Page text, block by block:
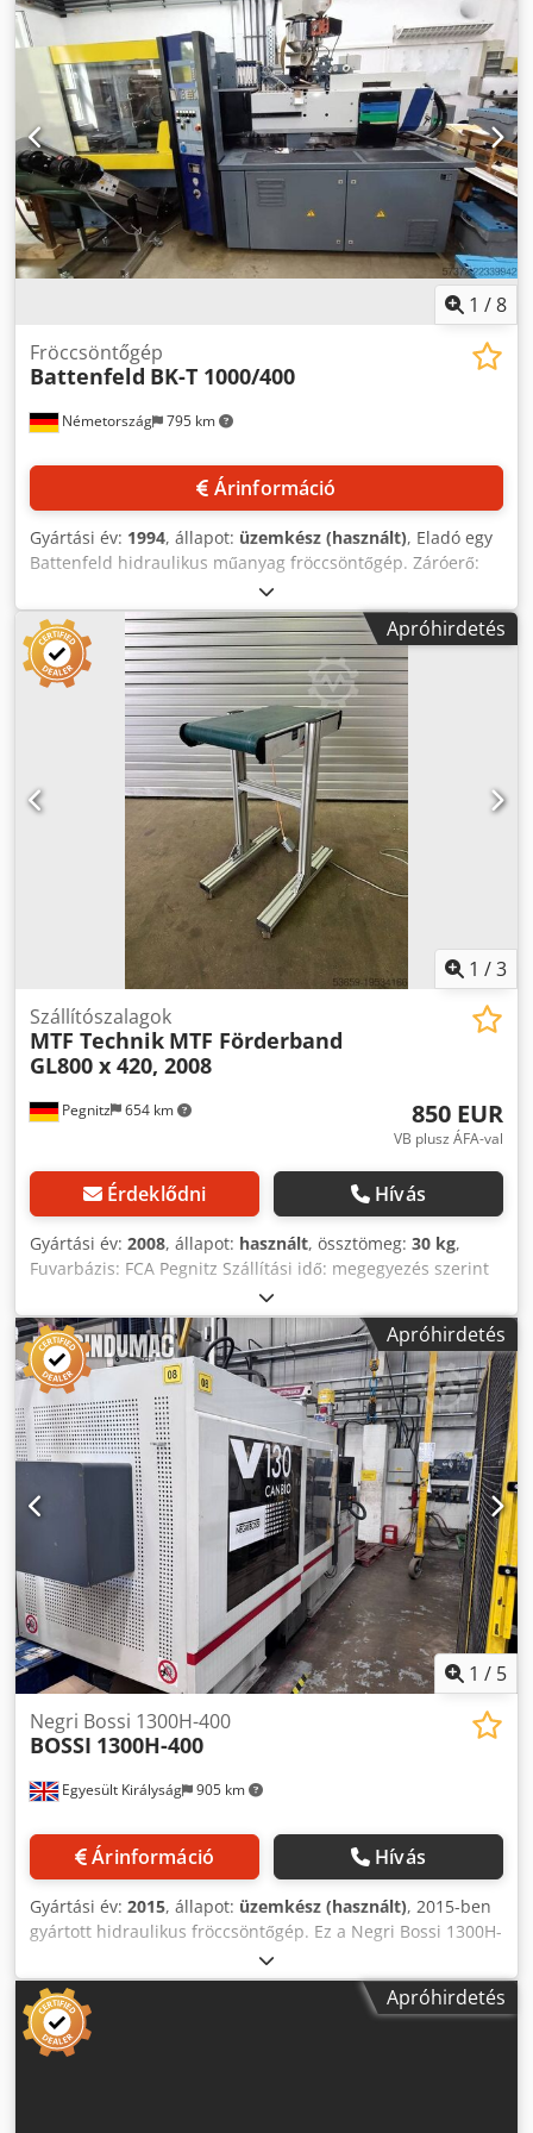
kg. 2) Arburg ALLROUNDER 570 A 2000-800, gyártási év:
2011, záróerő: 2000 kN, oszlopok közötti távolság: 570
mm/570 mm, nyomás: 575 bar, vezérlés: Selogica direct
4.090, üzemórák: 82736 óra, súly: kb. 9800 kg. 3) Arburg
ALLROUNDER 570 A 2000-800, gyártási év: 2011, záróerő:
2000 kN, oszlopok közötti távolság: 570 mm/570 mm,
nyomás: 575 bar, vezérlés: Selogica direct 4.090, üzemórák:
90722 óra, súly: kb. 9800 kg. Dokumentáció rendelkezésre
áll. A gépek helyszíni megtekintése lehetséges.
1 /8
Németország 795 km
Fröccsöntőgép
Battenfeld BK-T 1000/400
Árinformáció
Gyártási év: 1994, állapot: üzemkész (használt), Eladó egy
Battenfeld hidraulikus műanyag fröccsöntőgép. Záróerő:
1000 kN, csiga átmérő: 40 mm, fröccsöntési súly: kb. 183 g,
szerszámrögzítő lapok X/Y: 700 mm/700 mm, fröccsöntési
térfogat: 201 cm³, max. fröccsnyomás: 1968 bar, max. csiga
fordulatszáma: 290 ford./perc, fúvóka rögzítő erő: 79,2 kN,
gépi ciklusok száma: kb. 1985087, üzemi óra: kb. 53578 óra,
vezérlés: Battenfeld UNILOG 4000. Méretek: kb. 5440
mm/1550 mm/2300 mm, súly: kb. 5060 kg. A motor, a
szivattyú és a frekvenciaváltó 2009 decemberében
felújítva. A gép helyszíni megtekintése lehetséges.
Dkjdpfxezl Enho Adqer
Apróhirdetés
1 /3
Pegnitz 654 km
Szállítószalagok
MTF Technik MTF Förderband
GL800 x 420, 2008
850 EUR
VB plusz ÁFA-val
Érdeklődni Hívás
Gyártási év: 2008, állapot: használt, össztömeg: 30 kg,
Fuvarbázis: FCA Pegnitz Szállítási idő: megegyezés szerint
Fizetési feltételek: 100% a gép átvétele előtt, nettó
Dedpfewyfm Aox Adqokr
Apróhirdetés
1 / 5
Egyesült Királyság 905 km
Negri Bossi 1300H-400
BOSSI 1300H-400
Árinformáció Hívás
Gyártási év: 2015, állapot: üzemkész (használt), 2015-ben
gyártott hidraulikus fröccsöntőgép. Ez a Negri Bossi 1300H-
400 modell 40 mm-es csigátmérővel és 232 cm³ tényleges
fröccsöntési térfogattal rendelkezik. Maximális szorítóereje
1300 kN, maximális nyitási lökethossza pedig 420 mm. Ha
kiváló minőségű fröccsöntési lehetőségeket keres, vegye
fontolóra az általunk eladásra kínált Negri Bossi 1300H-400
Apróhirdetés